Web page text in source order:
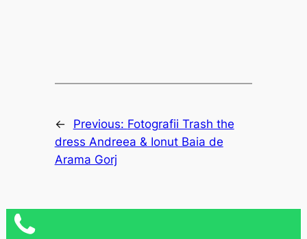
← Previous: Fotografii Trash the
dress Andreea & Ionut Baia de
Arama Gorj